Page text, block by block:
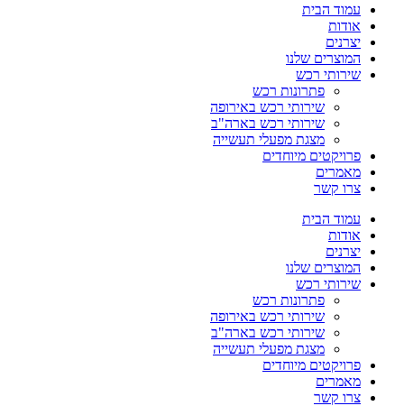
עמוד הבית
אודות
יצרנים
המוצרים שלנו
שירותי רכש
פתרונות רכש
שירותי רכש באירופה
שירותי רכש בארה"ב
מצגת מפעלי תעשייה
פרויקטים מיוחדים
מאמרים
צרו קשר
עמוד הבית
אודות
יצרנים
המוצרים שלנו
שירותי רכש
פתרונות רכש
שירותי רכש באירופה
שירותי רכש בארה"ב
מצגת מפעלי תעשייה
פרויקטים מיוחדים
מאמרים
צרו קשר